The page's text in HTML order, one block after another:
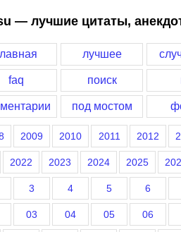
— лучшие цитаты,
лучшее
faq поиск
под мостом
2009 2010 2011 2012
2022 2023 2024 2025
3 4 5 6
03 04 05 06